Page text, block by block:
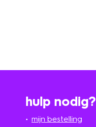
hulp nodig?
mijn bestelling